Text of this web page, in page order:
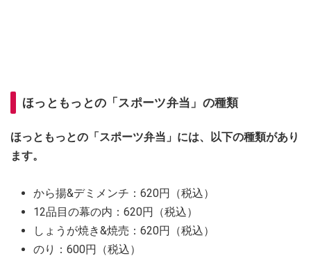
ほっともっとの「スポーツ弁当」の種類
ほっともっとの「スポーツ弁当」には、以下の種類があり
ます。
から揚&デミメンチ：620円（税込）
12品目の幕の内：620円（税込）
しょうが焼き&焼売：620円（税込）
のり：600円（税込）